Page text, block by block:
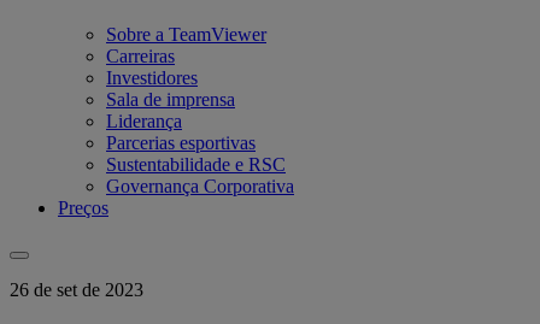
Sobre a TeamViewer
Carreiras
Investidores
Sala de imprensa
Liderança
Parcerias esportivas
Sustentabilidade e RSC
Governança Corporativa
Preços
26 de set de 2023